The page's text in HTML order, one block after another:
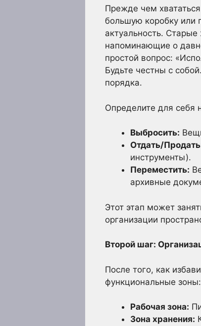
Прежде чем
большую коробку или
актуальность.
напоминающие о
простой вопрос:
Будьте честны с
порядка.
Определите для себя
Выбросить:
Отдать/
инструменты).
Переместить:
архивные
Этот этап может
организации
Второй шаг:
После того, как
функциональные зоны:
Рабочая зона:
Зона хранения: